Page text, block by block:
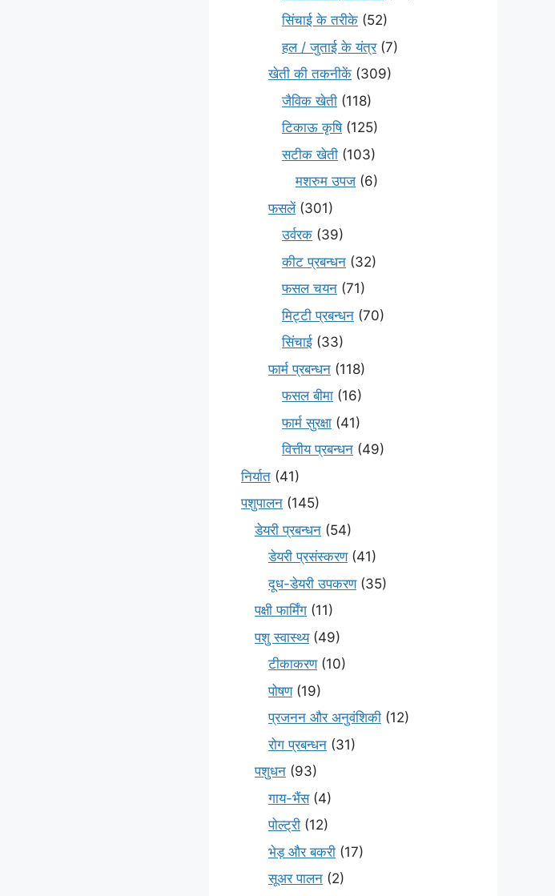
सिंचाई के तरीके (52)
हल / जुताई के यंत्र(7)
खेती की तकनीकें (309)
जैविक खेती (118)
टिकाऊ कृषि(125)
सटीक खेती (103)
मशरुम उपज (6)
फसलें(301)
उर्वरक (39)
कीट प्रबन्धन (32)
फसल चयन (71)
मि‌ट्टी प्रबन्धन (70)
सिंचाई (33)
फार्म प्रबन्धन (118)
फसल बीमा (16)
फार्म सुरक्षा (41)
वित्तीय प्रबन्धन (49)
निर्यात (41)
पशुपालन (145)
डेयरी प्रबन्धन (54)
डेयरी प्रसंस्करण(41)
दूध-डेयरी उपकरण(35)
पक्षी फार्मिंग (11)
पशु स्वास्थ्य(49)
टीकाकरण(10)
पोषण(19)
प्रजनन और अनुवंशिकी (12)
रोग प्रबन्धन (31)
पशुधन (93)
गाय-भैंस(4)
पोल्ट्री (12)
भेड़ और बकरी (17)
सूअर पालन (2)